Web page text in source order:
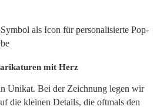
mit Herz
Unikat. Bei der Zeichnung legen wir
die kleinen Details, die oftmals den